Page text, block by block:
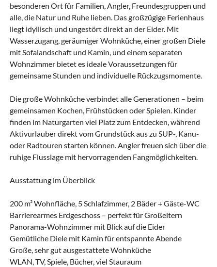
besonderen Ort für Familien, Angler, Freundesgruppen und
alle, die Natur und Ruhe lieben. Das großzügige Ferienhaus
liegt idyllisch und ungestört direkt an der Eider. Mit
Wasserzugang, geräumiger Wohnküche, einer großen Diele
mit Sofalandschaft und Kamin, und einem separaten
Wohnzimmer bietet es ideale Voraussetzungen für
gemeinsame Stunden und individuelle Rückzugsmomente.
Die große Wohnküche verbindet alle Generationen – beim
gemeinsamen Kochen, Frühstücken oder Spielen. Kinder
finden im Naturgarten viel Platz zum Entdecken, während
Aktivurlauber direkt vom Grundstück aus zu SUP-, Kanu-
oder Radtouren starten können. Angler freuen sich über die
ruhige Flusslage mit hervorragenden Fangmöglichkeiten.
Ausstattung im Überblick
200 m² Wohnfläche, 5 Schlafzimmer, 2 Bäder + Gäste-WC
Barrierearmes Erdgeschoss – perfekt für Großeltern
Panorama-Wohnzimmer mit Blick auf die Eider
Gemütliche Diele mit Kamin für entspannte Abende
Große, sehr gut ausgestattete Wohnküche
WLAN, TV, Spiele, Bücher, viel Stauraum